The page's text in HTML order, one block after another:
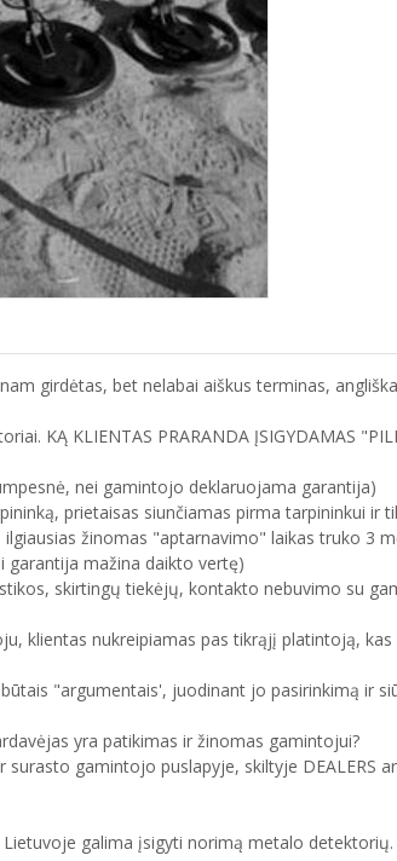
girdėtas, bet nelabai aiškus terminas,
KĄ KLIENTAS PRARANDA ĮSIGYDAMAS
nei gamintojo deklaruojama garantija)
prietaisas siunčiamas pirma tarpininkui
žinomas "aptarnavimo" laikas truko 3
garantija mažina daikto vertę)
skirtingų tiekėjų, kontakto nebuvimo su
klientas nukreipiamas pas tikrąjį platintoją,
"argumentais', juodinant jo pasirinkimą ir
yra patikimas ir žinomas gamintojui?
gamintojo puslapyje, skiltyje DEALERS
galima įsigyti norimą metalo detektorių.